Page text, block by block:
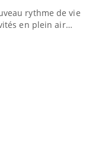
rythme de vie !
en plein air…